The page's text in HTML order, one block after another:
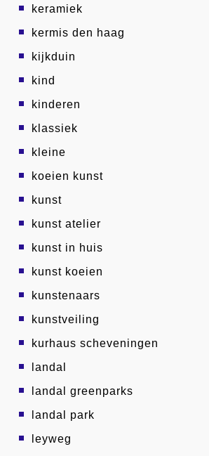
keramiek
kermis den haag
kijkduin
kind
kinderen
klassiek
kleine
koeien kunst
kunst
kunst atelier
kunst in huis
kunst koeien
kunstenaars
kunstveiling
kurhaus scheveningen
landal
landal greenparks
landal park
leyweg